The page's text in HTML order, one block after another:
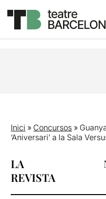
Inici » Concursos »
‘Aniversari’ a la Sala
LA
REVISTA